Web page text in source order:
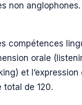
non
compétences
orale
et
de 120.